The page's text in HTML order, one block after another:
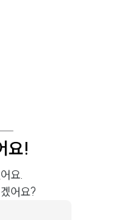
요!
요.
어요?